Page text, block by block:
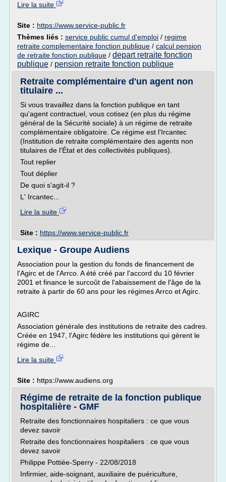
Lire la suite
Site : https://www.service-public.fr
Thèmes liés : service public cumul d'emploi / regime
retraite complementaire fonction publique / calcul pension
de retraite fonction publique / depart retraite fonction
publique / pension retraite fonction publique
Retraite complémentaire d'un agent non
titulaire ...
Si vous travaillez dans la fonction publique en tant
qu'agent contractuel, vous cotisez (en plus du régime
général de la Sécurité sociale) à un régime de retraite
complémentaire obligatoire. Ce régime est l'Ircantec
(Institution de retraite complémentaire des agents non
titulaires de l'État et des collectivités publiques).
Tout replier
Tout déplier
De quoi s'agit-il ?
L' Ircantec...
Lire la suite
Site : https://www.service-public.fr
Lexique - Groupe Audiens
Association pour la gestion du fonds de financement de
l'Agirc et de l'Arrco. A été créé par l'accord du 10 février
2001 et finance le surcoût de l'abaissement de l'âge de la
retraite à partir de 60 ans pour les régimes Arrco et Agirc.
AGIRC
Association générale des institutions de retraite des cadres.
Créée en 1947, l'Agirc fédère les institutions qui gèrent le
régime de...
Lire la suite
Site : https://www.audiens.org
Régime de retraite de la fonction publique
hospitalière - GMF
Retraite des fonctionnaires hospitaliers : ce que vous
devez savoir
Retraite des fonctionnaires hospitaliers : ce que vous
devez savoir
Philippe Pottiée-Sperry - 22/08/2018
Infirmier, aide-soignant, auxiliaire de puériculture,